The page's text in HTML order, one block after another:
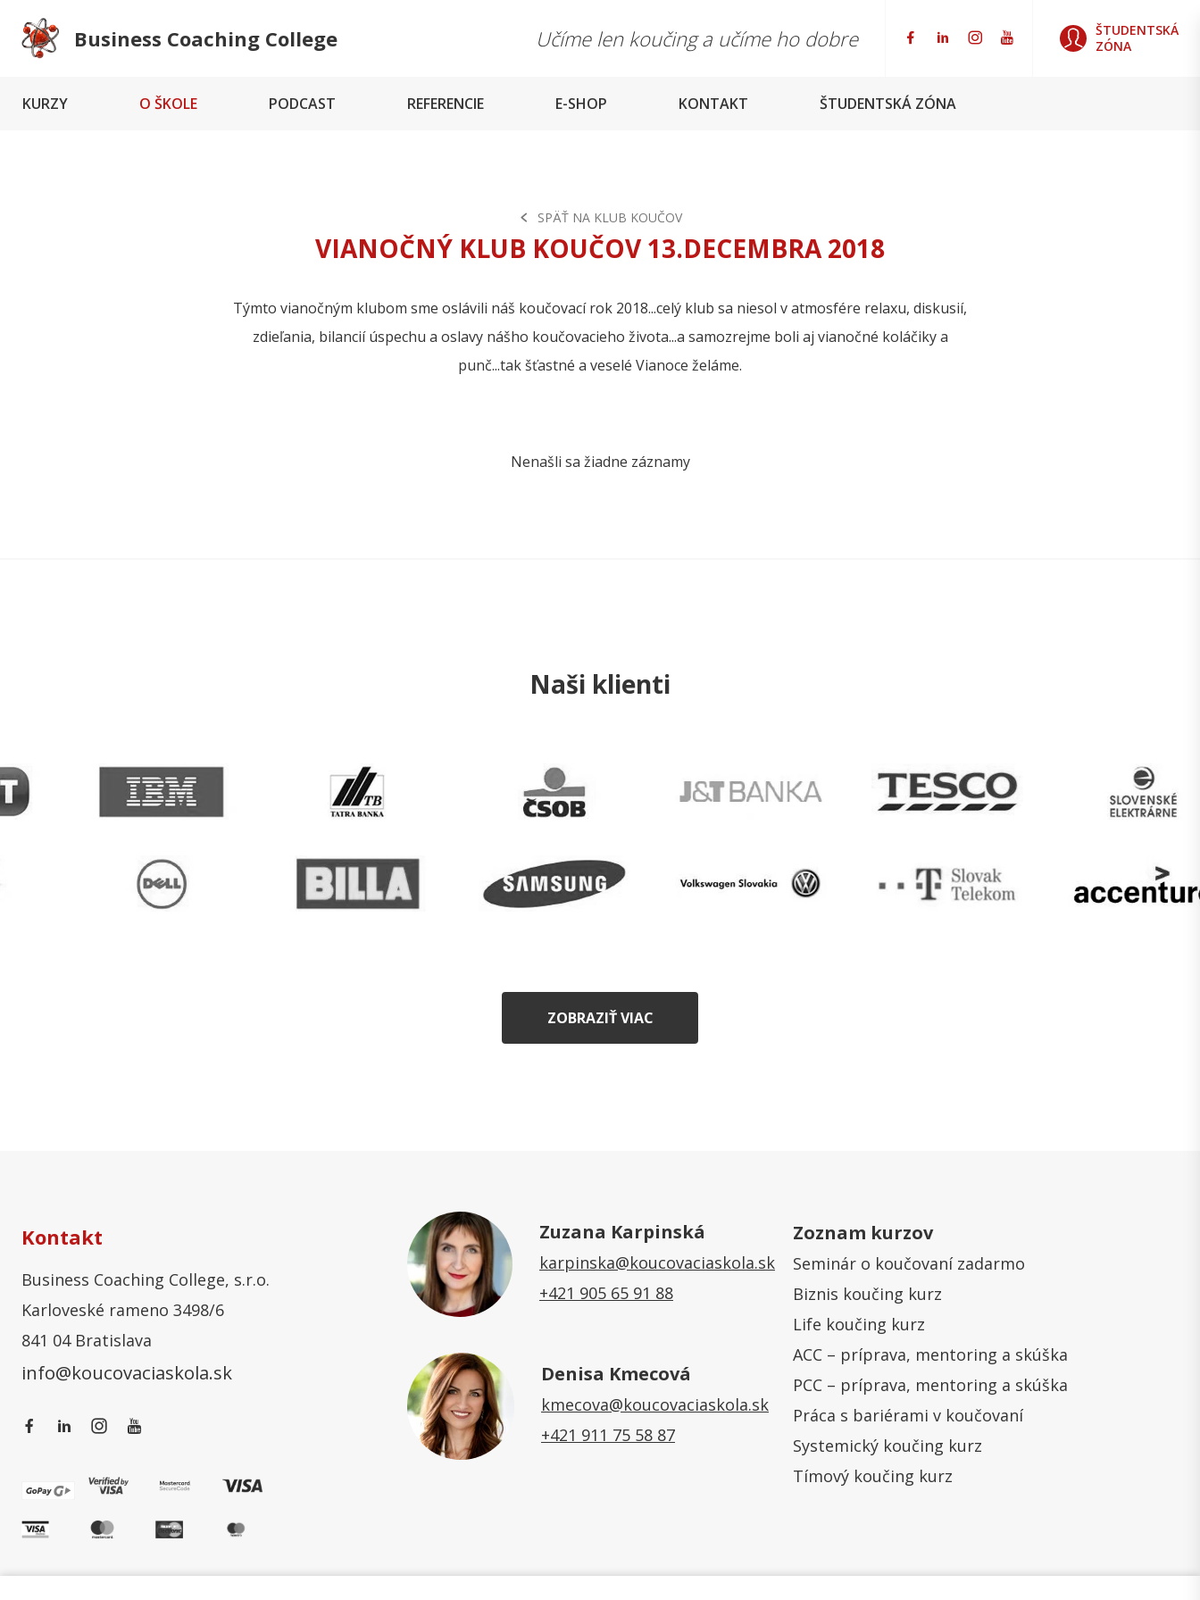
Business Coaching College Učíme len koučing a učíme ho dobre
ŠTUDENTSKÁ
ZÓNA
KURZY O ŠKOLE PODCAST REFERENCIE E-SHOP KONTAKT ŠTUDENTSKÁ ZÓNA
SPÄŤ NA KLUB KOUČOV
VIANOČNÝ KLUB KOUČOV 13.DECEMBRA 2018
Týmto vianočným klubom sme oslávili náš koučovací rok 2018...celý klub sa niesol v atmosfére relaxu, diskusií,
zdieľania, bilancií úspechu a oslavy nášho koučovacieho života...a samozrejme boli aj vianočné koláčiky a
punč...tak šťastné a veselé Vianoce želáme.
Nenašli sa žiadne záznamy
Naši klienti
ZOBRAZIŤ VIAC
Kontakt
Business Coaching College, s.r.o.
Karloveské rameno 3498/6
841 04 Bratislava
info@koucovaciaskola.sk
Zuzana Karpinská
karpinska@koucovaciaskola.sk
+421 905 65 91 88
Denisa Kmecová
kmecova@koucovaciaskola.sk
+421 911 75 58 87
Zoznam kurzov
Seminár o koučovaní zadarmo
Biznis koučing kurz
Life koučing kurz
ACC – príprava, mentoring a skúška
PCC – príprava, mentoring a skúška
Práca s bariérami v koučovaní
Systemický koučing kurz
Tímový koučing kurz